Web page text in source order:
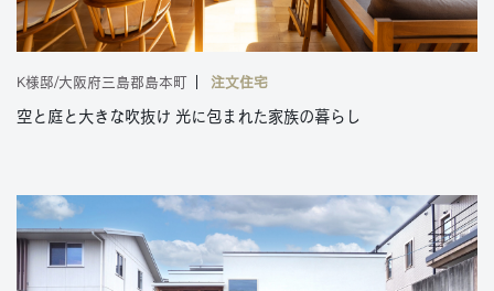
K様邸/大阪府三島郡島本町 注文住宅
空と庭と大きな吹抜け 光に包まれた家族の暮らし